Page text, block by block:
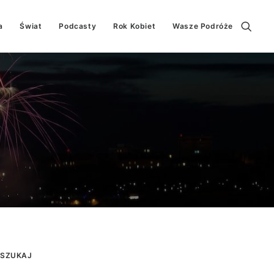
Świat Podcasty Rok Kobiet Wasze Podróże
SZUKAJ